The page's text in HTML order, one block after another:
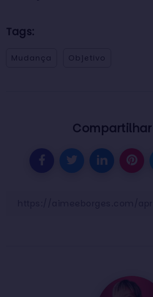
Tags:
Mudança Objetivo